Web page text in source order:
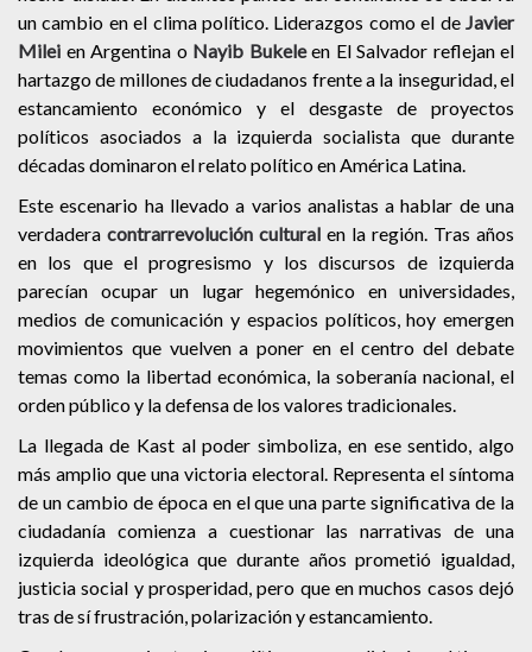
un cambio en el clima político. Liderazgos como el de Javier
Milei en Argentina o Nayib Bukeleen El Salvador reflejan el
hartazgo de millones de ciudadanos frente a la inseguridad, el
estancamiento económico y el desgaste de proyectos
políticos asociados a la izquierda socialista que durante
décadas dominaron el relato político en América Latina.
Este escenario ha llevado a varios analistas a hablar de una
verdadera contrarrevolución cultural en la región. Tras años
en los que el progresismo y los discursos de izquierda
parecían ocupar un lugar hegemónico en universidades,
medios de comunicación y espacios políticos, hoy emergen
movimientos que vuelven a poner en el centro del debate
temas como la libertad económica, la soberanía nacional, el
orden público y la defensa de los valores tradicionales.
La llegada de Kast al poder simboliza, en ese sentido, algo
más amplio que una victoria electoral. Representa el síntoma
de un cambio de época en el que una parte significativa de la
ciudadanía comienza a cuestionar las narrativas de una
izquierda ideológica que durante años prometió igualdad,
justicia social y prosperidad, pero que en muchos casos dejó
tras de sí frustración, polarización y estancamiento.